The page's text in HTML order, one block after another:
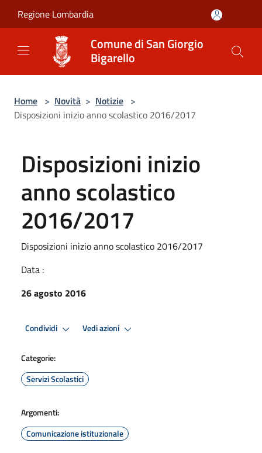
Regione Lombardia
Comune di San Giorgio
Bigarello
Home > Novità > Notizie >
Disposizioni inizio anno scolastico 2016/2017
Disposizioni inizio
anno scolastico
2016/2017
Disposizioni inizio anno scolastico 2016/2017
Data :
26 agosto 2016
Condividi Vedi azioni
Categorie:
Servizi Scolastici
Argomenti:
Comunicazione istituzionale